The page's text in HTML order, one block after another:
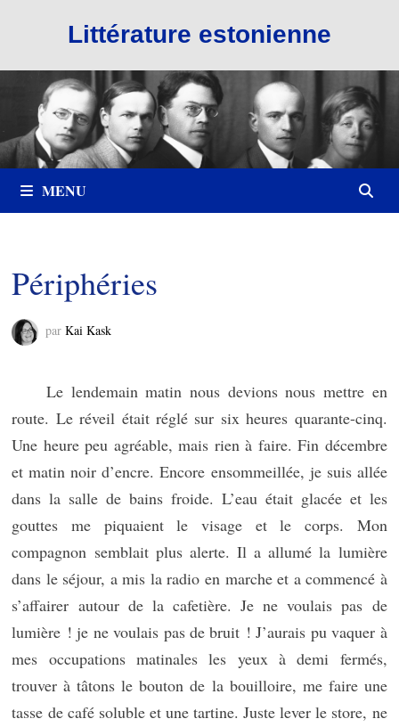
Littérature estonienne
MENU
Périphéries
parKai Kask
Le lendemain matin nous devions nous mettre en
route. Le réveil était réglé sur six heures quarante-cinq.
Une heure peu agréable, mais rien à faire. Fin décembre
et matin noir d’encre. Encore ensommeillée, je suis allée
dans la salle de bains froide. L’eau était glacée et les
gouttes me piquaient le visage et le corps. Mon
compagnon semblait plus alerte. Il a allumé la lumière
dans le séjour, a mis la radio en marche et a commencé à
s’affairer autour de la cafetière. Je ne voulais pas de
lumière ! je ne voulais pas de bruit ! J’aurais pu vaquer à
mes occupations matinales les yeux à demi fermés,
trouver à tâtons le bouton de la bouilloire, me faire une
tasse de café soluble et une tartine. Juste lever le store, ne